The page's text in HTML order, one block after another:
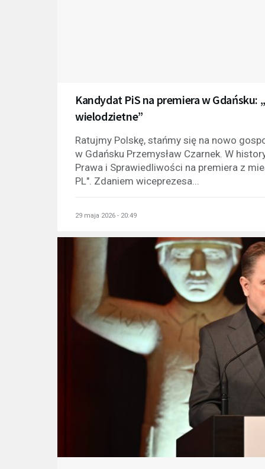
Kandydat PiS na premiera w
wielodzietne”
Ratujmy Polskę, stańmy się na nowo
w Gdańsku Przemysław Czarnek. W
Prawa i Sprawiedliwości na premiera z
PL". Zdaniem wiceprezesa...
29 maja 2026 - 20:49